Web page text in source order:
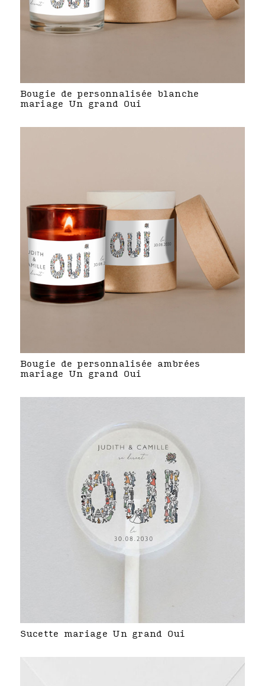
Bougie de personnalisée blanche
mariage Un grand Oui
Bougie de personnalisée ambrées
mariage Un grand Oui
Sucette mariage Un grand Oui